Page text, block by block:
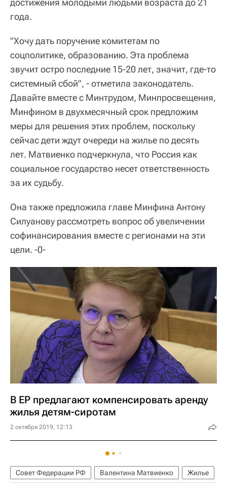
достижения молодыми людьми возраста до 21
года.
"Хочу дать поручение комитетам по
соцполитике, образованию. Эта проблема
звучит остро последние 15-20 лет, значит, где-то
системный сбой", - отметила законодатель.
Давайте вместе с Минтрудом, Минпросвещения,
Минфином в двухмесячный срок предложим
меры для решения этих проблем, поскольку
сейчас дети ждут очереди на жилье по десять
лет. Матвиенко подчеркнула, что Россия как
социальное государство несет ответственность
за их судьбу.
Она также предложила главе Минфина Антону
Силуанову рассмотреть вопрос об увеличении
софинансирования вместе с регионами на эти
цели. -0-
В ЕР предлагают компенсировать аренду
жилья детям-сиротам
2 октября 2019, 12:13
Совет Федерации РФ Валентина Матвиенко Жилье